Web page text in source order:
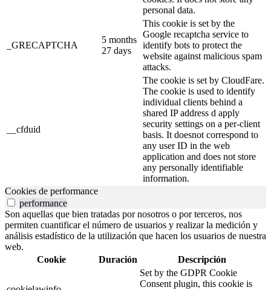
personal data.
_GRECAPTCHA
5 months
27 days
This cookie is set by the
Google recaptcha service to
identify bots to protect the
website against malicious spam
attacks.
__cfduid
The cookie is set by CloudFare.
The cookie is used to identify
individual clients behind a
shared IP address d apply
security settings on a per-client
basis. It doesnot correspond to
any user ID in the web
application and does not store
any personally identifiable
information.
Cookies de performance
performance
Son aquellas que bien tratadas por nosotros o por terceros, nos
permiten cuantificar el número de usuarios y realizar la medición y
análisis estadístico de la utilización que hacen los usuarios de nuestra
web.
Cookie
Duración Descripción
Set by the GDPR Cookie
Consent plugin, this cookie is